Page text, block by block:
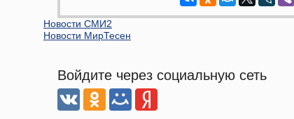
Новости СМИ2
Новости МирТесен
Войдите через социальную сеть